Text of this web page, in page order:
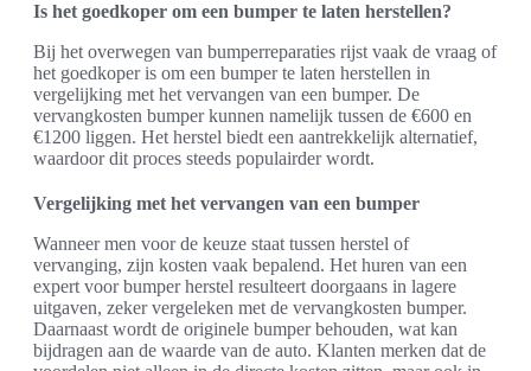
Is het goedkoper om een bumper te laten herstellen?
Bij het overwegen van bumperreparaties rijst vaak de vraag of
het goedkoper is om een bumper te laten herstellen in
vergelijking met het vervangen van een bumper. De
vervangkosten bumper kunnen namelijk tussen de €600 en
€1200 liggen. Het herstel biedt een aantrekkelijk alternatief,
waardoor dit proces steeds populairder wordt.
Vergelijking met het vervangen van een bumper
Wanneer men voor de keuze staat tussen herstel of
vervanging, zijn kosten vaak bepalend. Het huren van een
expert voor bumper herstel resulteert doorgaans in lagere
uitgaven, zeker vergeleken met de vervangkosten bumper.
Daarnaast wordt de originele bumper behouden, wat kan
bijdragen aan de waarde van de auto. Klanten merken dat de